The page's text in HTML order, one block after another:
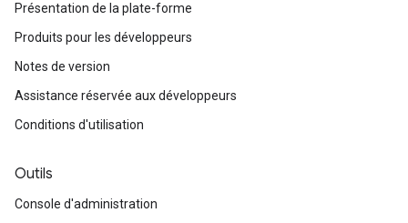
Présentation de la plate-forme
Produits pour les développeurs
Notes de version
Assistance réservée aux développeurs
Conditions d'utilisation
Outils
Console d'administration